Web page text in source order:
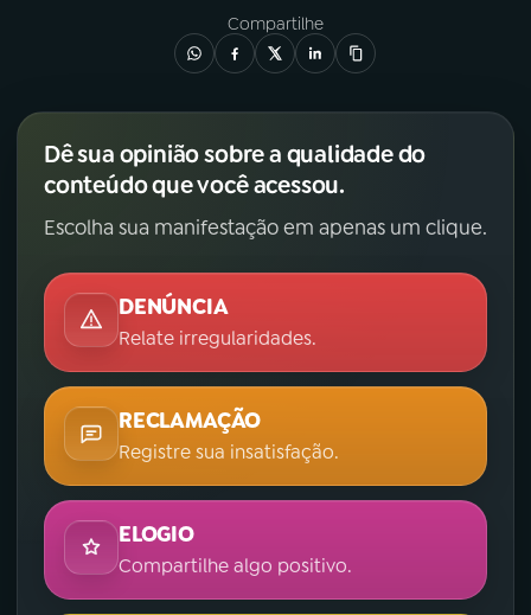
Compartilhe
Dê sua opinião sobre a qualidade do
conteúdo que você acessou.
Escolha sua manifestação em apenas um clique.
DENÚNCIA
Relate irregularidades.
RECLAMAÇÃO
Registre sua insatisfação.
ELOGIO
Compartilhe algo positivo.